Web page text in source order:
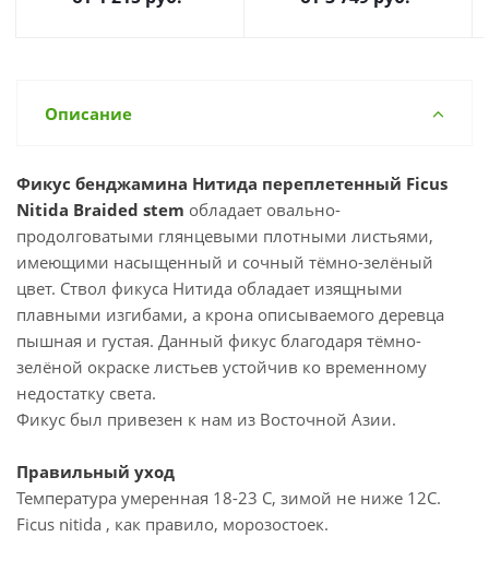
Описание
Фикус бенджамина Нитида переплетенный Ficus
Nitida Braided stem обладает овально-
продолговатыми глянцевыми плотными листьями,
имеющими насыщенный и сочный тёмно-зелёный
цвет. Ствол фикуса Нитида обладает изящными
плавными изгибами, а крона описываемого деревца
пышная и густая. Данный фикус благодаря тёмно-
зелёной окраске листьев устойчив ко временному
недостатку света.
Фикус был привезен к нам из Восточной Азии.
Правильный уход
Температура умеренная 18-23 С, зимой не ниже 12С.
Ficus nitida , как правило, морозостоек.